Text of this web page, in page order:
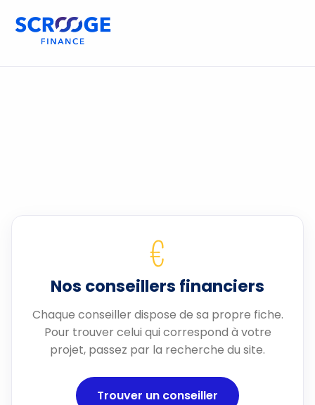
€
Nos conseillers financiers
Chaque conseiller dispose de sa propre fiche.
Pour trouver celui qui correspond à votre
projet, passez par la recherche du site.
Trouver un conseiller